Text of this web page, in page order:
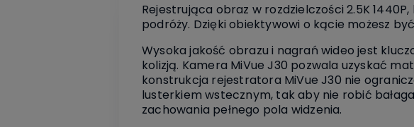
Rejestrująca obraz w rozdzielczości 2.5K
podróży. Dzięki obiektywowi o kącie możesz
Wysoka jakość obrazu i nagrań wideo jest
kolizją. Kamera MiVue J30 pozwala uzyskać
konstrukcja rejestratora MiVue J30 nie
lusterkiem wstecznym, tak aby nie robić
zachowania pełnego pola widzenia.